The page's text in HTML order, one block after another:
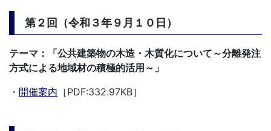
第２回（令和３年９月１０日）
テーマ：「公共建築物の木造・木質化について～分離発注
方式による地域材の積極的活用～」
・ 開催案内 ［PDF:332.97KB］